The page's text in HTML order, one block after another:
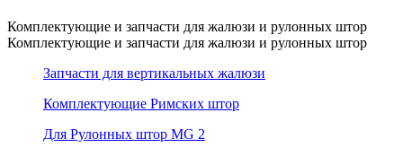
Комплектующие и запчасти для жалюзи и рулонных штор
Комплектующие и запчасти для жалюзи и рулонных штор
Запчасти для вертикальных жалюзи
Комплектующие Римских штор
Для Рулонных штор MG 2